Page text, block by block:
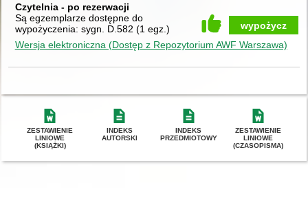
Czytelnia - po rezerwacji
Są egzemplarze dostępne do
wypożyczenia: sygn. D.582 (1 egz. )
wypożycz
Wersja elektroniczna (Dostęp z Repozytorium AWF Warszawa)
ZESTAWIENIE
LINIOWE
(KSIĄŻKI)
INDEKS
AUTORSKI
INDEKS
PRZEDMIOTOWY
ZESTAWIENIE
LINIOWE
(CZASOPISMA)